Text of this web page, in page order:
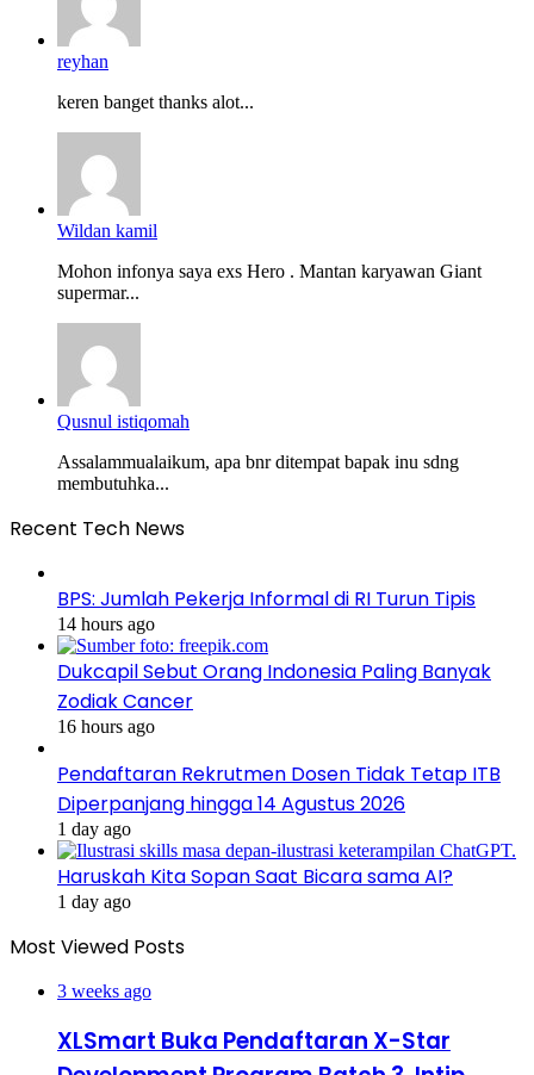
reyhan
keren banget thanks alot...
Wildan kamil
Mohon infonya saya exs Hero . Mantan karyawan Giant
supermar...
Qusnul istiqomah
Assalammualaikum, apa bnr ditempat bapak inu sdng
membutuhka...
Recent Tech News
BPS: Jumlah Pekerja Informal di RI Turun Tipis
14 hours ago
Dukcapil Sebut Orang Indonesia Paling Banyak
Zodiak Cancer
16 hours ago
Pendaftaran Rekrutmen Dosen Tidak Tetap ITB
Diperpanjang hingga 14 Agustus 2026
1 day ago
Haruskah Kita Sopan Saat Bicara sama AI?
1 day ago
Most Viewed Posts
3 weeks ago
XLSmart Buka Pendaftaran X-Star